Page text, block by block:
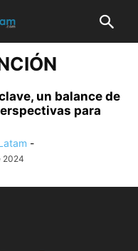
un balance de
para
-
2024